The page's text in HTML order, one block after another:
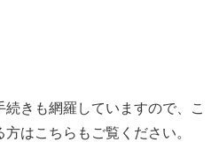
きも網羅していますので、こ
はこちらもご覧ください。